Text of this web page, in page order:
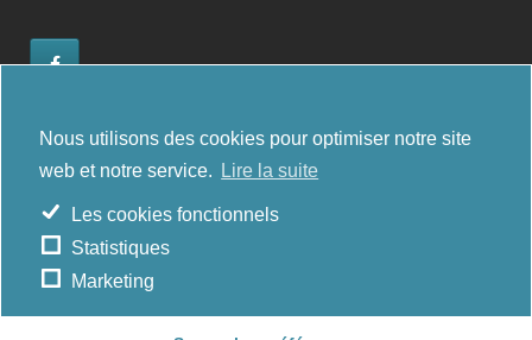
Administration des orientations
Copyrights
La Maison de la Psychologie © 2021
Nous utilisons des cookies pour optimiser notre site
web et notre service.
Lire la suite
Les cookies fonctionnels
Statistiques
Marketing